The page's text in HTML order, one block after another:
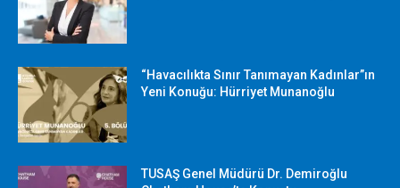
“Havacılıkta Sınır Tanımayan Kadınlar”ın
Yeni Konuğu: Hürriyet Munanoğlu
TUSAŞ Genel Müdürü Dr. Demiroğlu